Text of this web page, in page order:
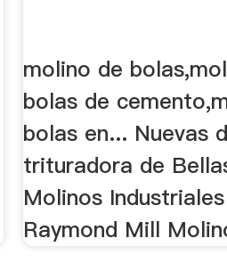
molino de
bolas de
bolas en... Nuevas
trituradora de
Molinos Industriales
Raymond Mill